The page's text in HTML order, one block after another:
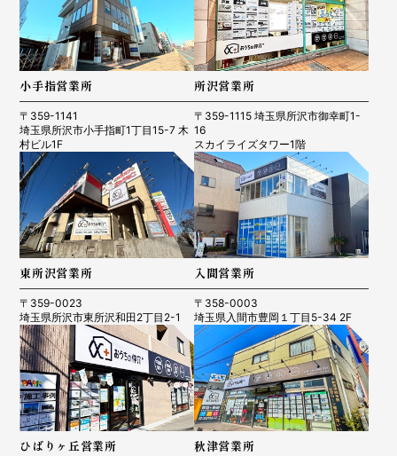
小手指営業所
〒359-1141
埼玉県所沢市小手指町1丁目15-7 木
村ビル1F
所沢営業所
〒359-1115 埼玉県所沢市御幸町1-
16
スカイライズタワー1階
東所沢営業所
〒359-0023
埼玉県所沢市東所沢和田2丁目2-1
入間営業所
〒358-0003
埼玉県入間市豊岡１丁目5-34 2F
ひばりヶ丘営業所 秋津営業所